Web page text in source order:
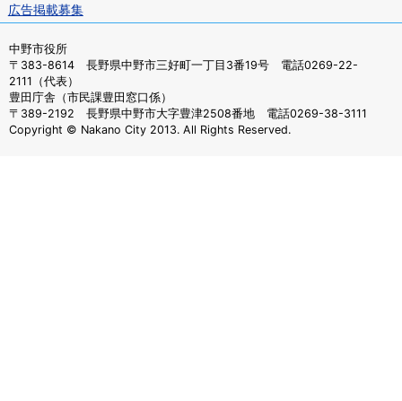
広告掲載募集
中野市役所
〒383-8614 長野県中野市三好町一丁目3番19号 電話0269-22-
2111（代表）
豊田庁舎（市民課豊田窓口係）
〒389-2192 長野県中野市大字豊津2508番地 電話0269-38-3111
Copyright © Nakano City 2013. All Rights Reserved.